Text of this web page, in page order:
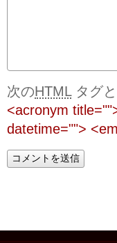
次のHTMLタグ
<acronym
datetime="">